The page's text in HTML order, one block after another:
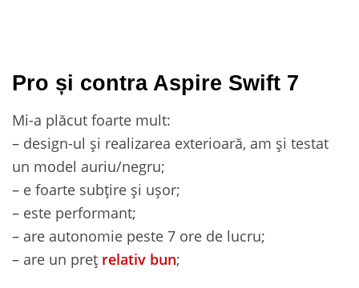
Pro și contra Aspire Swift 7
Mi-a plăcut foarte mult:
– design-ul și realizarea exterioară, am și testat
un model auriu/negru;
– e foarte subțire și ușor;
– este performant;
– are autonomie peste 7 ore de lucru;
– are un preț relativ bun;